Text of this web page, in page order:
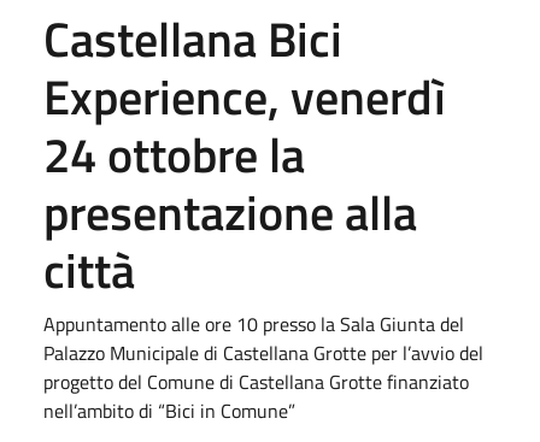
Castellana Bici
Experience, venerdì
24 ottobre la
presentazione alla
città
Appuntamento alle ore 10 presso la Sala Giunta del
Palazzo Municipale di Castellana Grotte per l’avvio del
progetto del Comune di Castellana Grotte finanziato
nell’ambito di “Bici in Comune”